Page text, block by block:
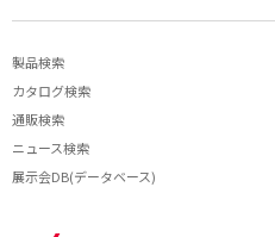
製品検索
カタログ検索
通販検索
ニュース検索
展示会DB(データベース)